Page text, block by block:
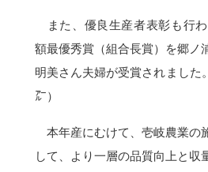
また、優良生産者表彰も行
額最優秀賞（組合長賞）を郷ノ
明美さん夫婦が受賞されました
㌃）
本年産にむけて、壱岐農業の
して、より一層の品質向上と収